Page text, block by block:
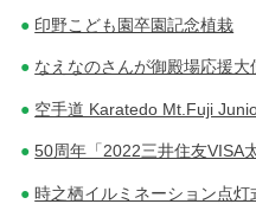
印野こども園卒園記念植栽
なえなのさんが御殿場応援大
空手道 Karatedo Mt.Fuji
50周年「2022三井住友VISA
時之栖イルミネーション点灯